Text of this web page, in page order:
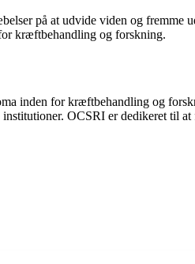
på at udvide viden og
kræftbehandling og forskning.
inden for kræftbehandling og
OCSRI er dedikeret til